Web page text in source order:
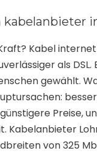
kabelanbieter
Kabel internet
als DSL.
gewählt.
Preise,
Kabelanbieter
von 325